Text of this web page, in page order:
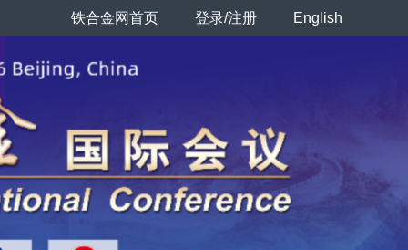
铁合金网首页 登录/注册 English